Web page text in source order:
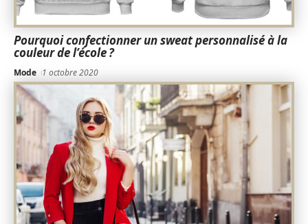
Pourquoi confectionner un sweat personnalisé à la
couleur de l’école ?
Mode 1 octobre 2020